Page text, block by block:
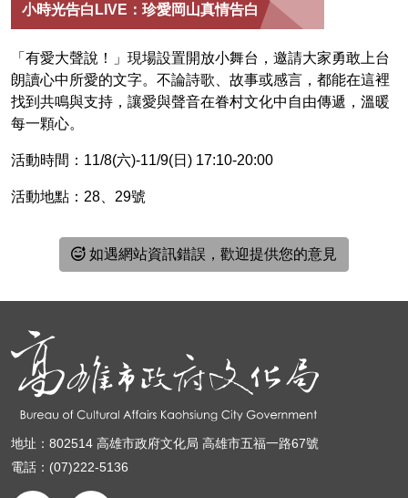
小時光告白LIVE：珍愛岡山真情告白
「有愛大聲說！」現場設置開放小舞台，邀請大家勇敢上台
朗讀心中所愛的文字。不論詩歌、故事或感言，都能在這裡
找到共鳴與支持，讓愛與聲音在眷村文化中自由傳遞，溫暖
每一顆心。
活動時間：11/8(六)-11/9(日) 17:10-20:00
活動地點：28、29號
如遇網站資訊錯誤，歡迎提供您的意見
地址：802514 高雄市政府文化局 高雄市五福一路67號
電話：(07)222-5136